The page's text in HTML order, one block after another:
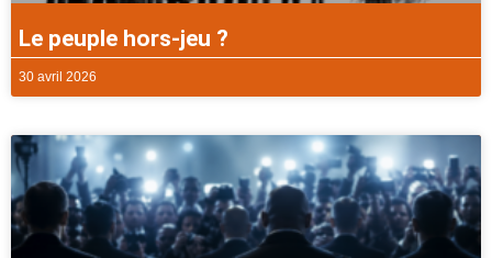
Le peuple hors-jeu ?
30 avril 2026